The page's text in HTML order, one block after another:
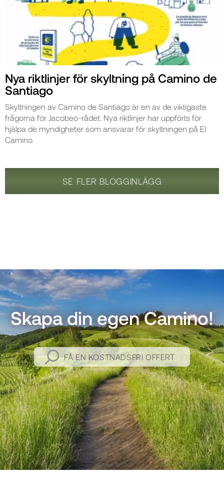
Nya riktlinjer för skyltning på Camino de
Santiago
Skyltningen av Camino de Santiago är en av de viktigaste
frågorna för Jacobeo-rådet. Nya riktlinjer har uppförts för
hjälpa de myndigheter som ansvarar för skyltningen på El
Camino.
SE FLER BLOGGINLÄGG
Skapa din egen Camino!
FÅ EN KOSTNADSFRI OFFERT